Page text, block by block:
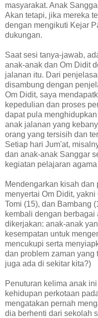
masyarakat. Anak
Akan tetapi, jika mereka
dengan mengikuti Kejar
dukungan.
Saat sesi tanya-jawab,
anak-anak dan Om Didit
jalanan itu. Dari
disambung dengan
Om Didit, saya
kepedulian dan proses
dapat pula
anak jalanan yang
orang yang tersisih dan
Setiap hari Jum'at,
dan anak-anak Sanggar
kegiatan pelajaran
Mendengarkan kisah
menyertai Om Didit,
Tomi (15), dan Bambang
kembali dengan
dikerjakan: anak-anak
kesempatan untuk
mencukupi serta
dan problem zaman yang
juga ada di sekitar kita?)
Penuturan kelima anak
kehidupan perkotaan
mengatakan pernah
dia berhenti dari sekolah